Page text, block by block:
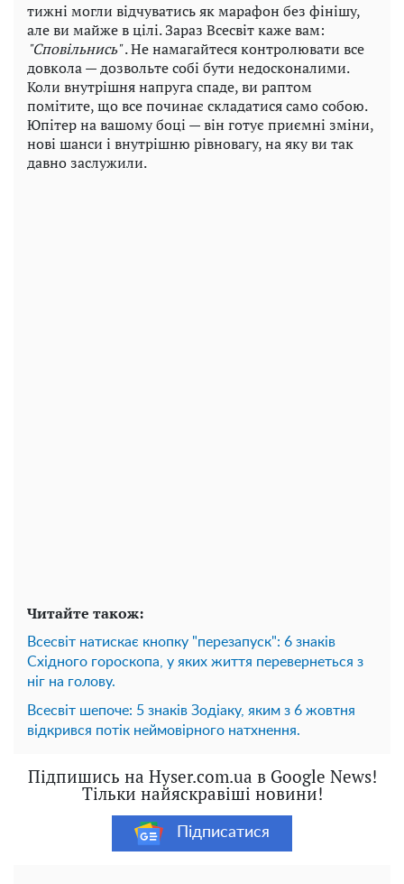
тижні могли відчуватись як марафон без фінішу,
але ви майже в цілі. Зараз Всесвіт каже вам:
"Сповільнись". Не намагайтеся контролювати все
довкола — дозвольте собі бути недосконалими.
Коли внутрішня напруга спаде, ви раптом
помітите, що все починає складатися само собою.
Юпітер на вашому боці — він готує приємні зміни,
нові шанси і внутрішню рівновагу, на яку ви так
давно заслужили.
Читайте також:
Всесвіт натискає кнопку "перезапуск": 6 знаків
Східного гороскопа, у яких життя перевернеться з
ніг на голову.
Всесвіт шепоче: 5 знаків Зодіаку, яким з 6 жовтня
відкрився потік неймовірного натхнення.
Підпишись на Hyser.com.ua в Google News!
Тільки найяскравіші новини!
Підписатися